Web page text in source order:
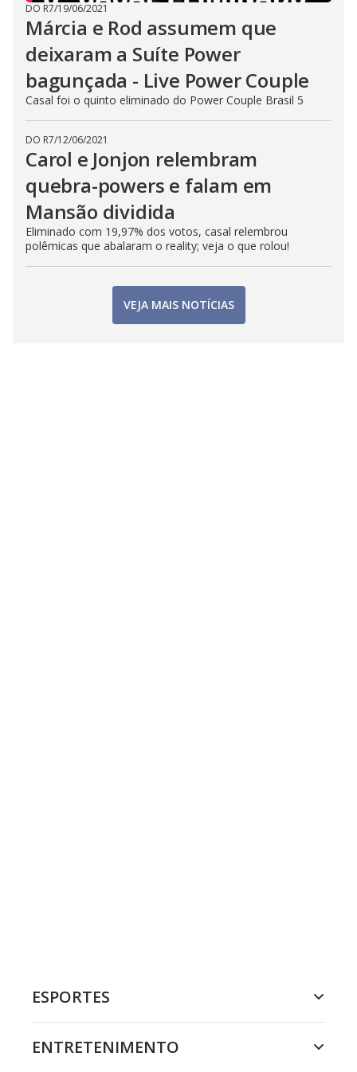
DO R7/19/06/2021
Márcia e Rod assumem que
deixaram a Suíte Power
bagunçada - Live Power Couple
Casal foi o quinto eliminado do Power Couple Brasil 5
DO R7/12/06/2021
Carol e Jonjon relembram
quebra-powers e falam em
Mansão dividida
Eliminado com 19,97% dos votos, casal relembrou
polêmicas que abalaram o reality; veja o que rolou!
VEJA MAIS NOTÍCIAS
ESPORTES
ENTRETENIMENTO